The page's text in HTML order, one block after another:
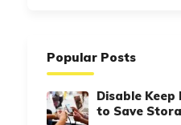
Popular Posts
Disable
to Save